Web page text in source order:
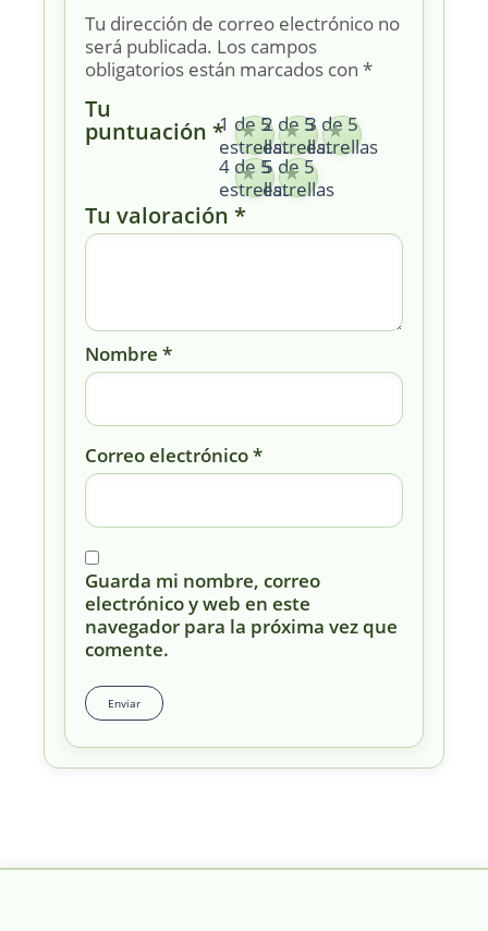
Tu dirección de correo electrónico no
será publicada. Los campos
obligatorios están marcados con *
Tu
puntuación *1 de 5
estrellas
2 de 5
estrellas
3 de 5
estrellas
4 de 5
estrellas
5 de 5
estrellas
Tu valoración *
Nombre *
Correo electrónico*
Guarda mi nombre, correo
electrónico y web en este
navegador para la próxima vez que
comente.